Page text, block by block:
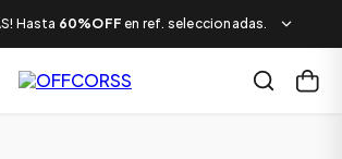
Hasta 60%OFF en ref. seleccionadas.